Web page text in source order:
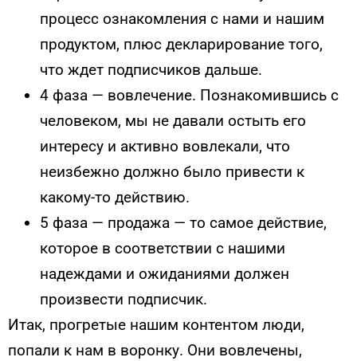
процесс ознакомления с нами и нашим
продуктом, плюс декларирование того,
что ждет подписчиков дальше.
4 фаза — вовлечение. Познакомившись с
человеком, мы не давали остыть его
интересу и активно вовлекали, что
неизбежно должно было привести к
какому-то действию.
5 фаза — продажа — то самое действие,
которое в соответствии с нашими
надеждами и ожиданиями должен
произвести подписчик.
Итак, прогретые нашим контентом люди,
попали к нам в воронку. Они вовлечены,